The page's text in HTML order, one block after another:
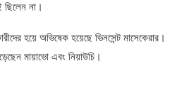
ছিলেন না।
হয়ে অভিষেক হয়েছে ভিনসেন্ট মাসেকেরার।
মায়াভো এবং নিয়াউচি।